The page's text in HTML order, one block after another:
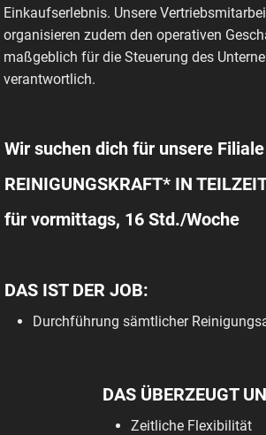
Einkaufserlebnis. Unsere
organisieren zudem den operativen
maßgeblich für die Steuerung des
verantwortlich.
Wir suchen dich für unsere
REINIGUNGSKRAFT* IN
für vormittags, 16 Std./Woche
DAS IST DER JOB:
Durchführung sämtlicher
DAS ÜBERZEUGT
Zeitliche Flexibilität